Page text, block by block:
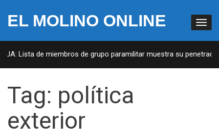
EL MOLINO ONLINE
Lista de miembros de grupo paramilitar muestra su
Tag: política
exterior